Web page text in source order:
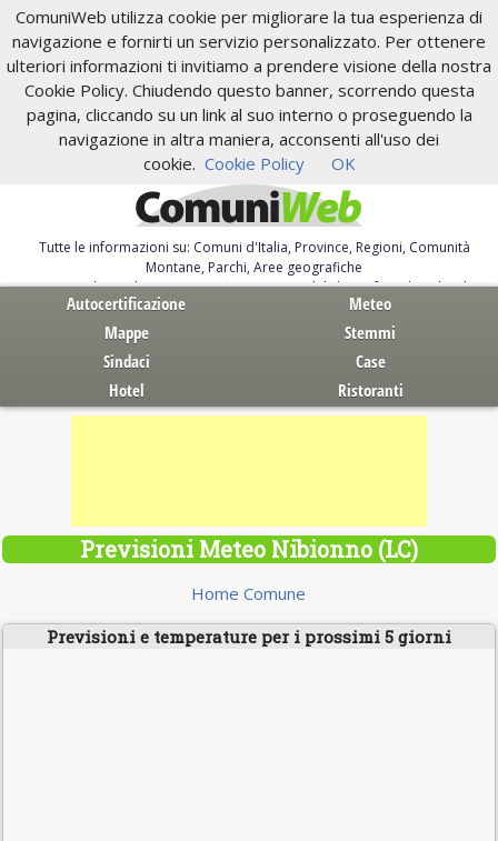
ComuniWeb utilizza cookie per migliorare la tua esperienza di
navigazione e fornirti un servizio personalizzato. Per ottenere
ulteriori informazioni ti invitiamo a prendere visione della nostra
Cookie Policy. Chiudendo questo banner, scorrendo questa
pagina, cliccando su un link al suo interno o proseguendo la
navigazione in altra maniera, acconsenti all'uso dei
cookie. Cookie Policy OK
Tutte le informazioni su: Comuni d'Italia, Province, Regioni, Comunità
Montane, Parchi, Aree geografiche
Servizi al Cittadino. Autocertificazione, moduli, leggi, free download
Autocertificazione
Meteo
Mappe
Stemmi
Sindaci
Case
Hotel
Ristoranti
Previsioni Meteo Nibionno (LC)
Home Comune
Previsioni e temperature per i prossimi 5 giorni